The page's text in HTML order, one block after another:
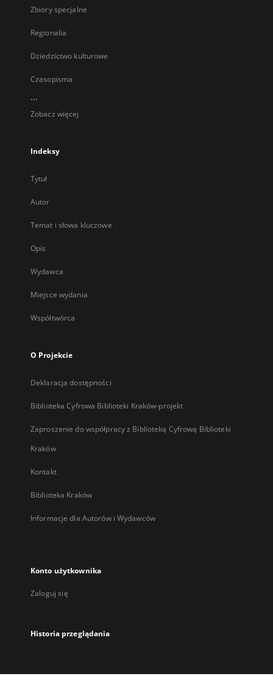
Zbiory specjalne
Regionalia
Dziedzictwo kulturowe
Czasopisma
...
Zobacz więcej
Indeksy
Tytuł
Autor
Temat i słowa kluczowe
Opis
Wydawca
Miejsce wydania
Współtwórca
O Projekcie
Deklaracja dostępności
Biblioteka Cyfrowa Biblioteki Kraków-projekt
Zaproszenie do współpracy z Biblioteką Cyfrową Biblioteki
Kraków
Kontakt
Biblioteka Kraków
Informacje dla Autorów i Wydawców
Konto użytkownika
Zaloguj się
Historia przeglądania